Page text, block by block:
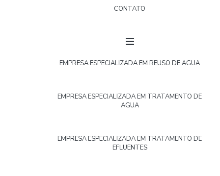
CONTATO
EMPRESA ESPECIALIZADA EM REUSO DE AGUA
EMPRESA ESPECIALIZADA EM TRATAMENTO DE
AGUA
EMPRESA ESPECIALIZADA EM TRATAMENTO DE
EFLUENTES